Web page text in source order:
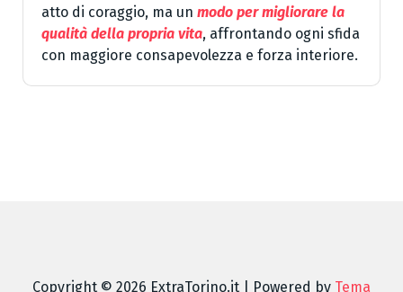
atto di coraggio, ma un modo per migliorare la
qualità della propria vita, affrontando ogni sfida
con maggiore consapevolezza e forza interiore.
Copyright © 2026 ExtraTorino.it | Powered by Tema